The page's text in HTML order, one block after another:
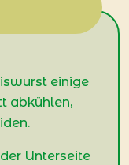
einige
abkühlen,
Unterseite